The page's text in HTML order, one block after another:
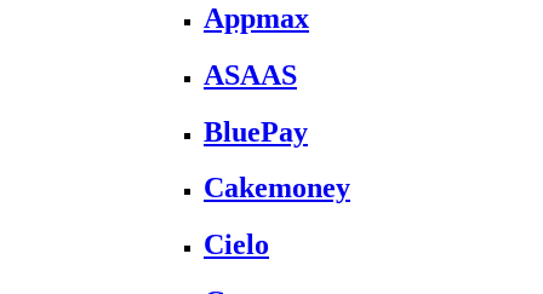
Appmax
ASAAS
BluePay
Cakemoney
Cielo